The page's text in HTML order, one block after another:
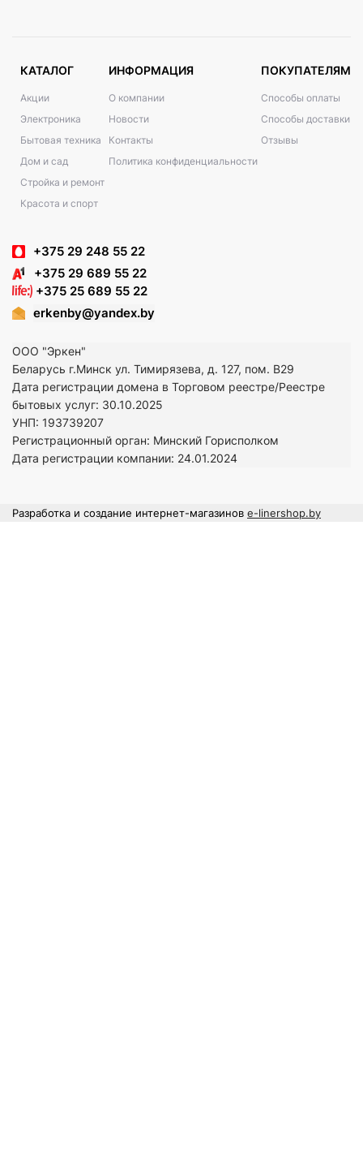
КАТАЛОГ
Акции
Электроника
Бытовая техника
Дом и сад
Стройка и ремонт
Красота и спорт
ИНФОРМАЦИЯ
О компании
Новости
Контакты
Политика конфиденциальности
ПОКУПАТЕЛЯМ
Способы оплаты
Способы доставки
Отзывы
+375 29 248 55 22
+375 29 689 55 22
+375 25 689 55 22
erkenby@yandex.by
ООО "Эркен"
Беларусь г.Минск ул. Тимирязева, д. 127, пом. В29
Дата регистрации домена в Торговом реестре/Реестре
бытовых услуг: 30.10.2025
УНП: 193739207
Регистрационный орган: Минский Горисполком
Дата регистрации компании: 24.01.2024
Разработка и создание интернет-магазинов e-linershop.by